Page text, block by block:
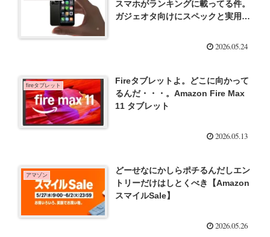
スマホがランキングに載ってる件。
ガジェオタ向けにスペックと実用性
2026.05.24
fireタブレット
Fireタブレットよ。どこに向かって
るんだ・・・。Amazon Fire Max
11 タブレット
2026.05.13
アマゾン
どーせなにかしらポチるんだしエン
トリーだけはしとくべき【Amazon
スマイルSale】
2026.05.26